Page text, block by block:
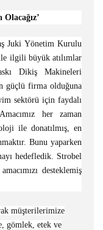
Juki Yönetim Kurulu
ilgili büyük atılımlar
Dikiş Makineleri
güçlü firma olduğuna
sektörü için faydalı
her zaman
ile donatılmış, en
Bunu yaparken
hedefledik. Strobel
desteklemiş
müşterilerimize
gömlek, etek ve